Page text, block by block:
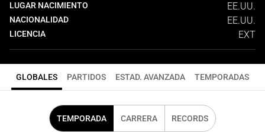
LUGAR NACIMIENTO EE.UU.
NACIONALIDAD EE.UU.
LICENCIA EXT
GLOBALES PARTIDOS ESTAD. AVANZADA TEMPORADAS
TEMPORADA CARRERA RECORDS